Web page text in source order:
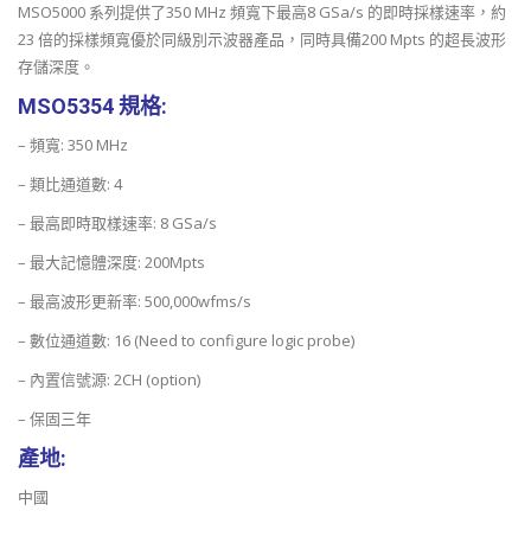
MSO5000 系列提供了350 MHz 頻寬下最高8 GSa/s 的即時採樣速率，約
23 倍的採樣頻寬優於同級別示波器產品，同時具備200 Mpts 的超長波形
存儲深度。
MSO5354 規格:
– 頻寬: 350 MHz
– 類比通道數: 4
– 最高即時取樣速率: 8 GSa/s
– 最大記憶體深度: 200Mpts
– 最高波形更新率: 500,000wfms/s
– 數位通道數: 16 (Need to configure logic probe)
– 內置信號源: 2CH (option)
– 保固三年
產地:
中國